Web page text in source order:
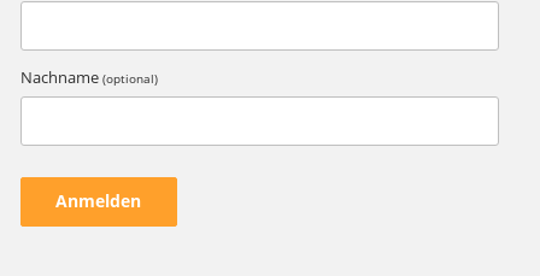
Nachname (optional)